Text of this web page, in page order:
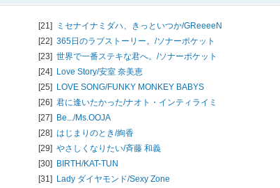
[21] ミセナイナミダハ、きっといつか/GReeeeN
[22] 365日のラブストーリー。/ソナーポケット
[23] 世界で一番ステキな君へ。/ソナーポケット
[24] Love Story/安室 奈美恵
[25] LOVE SONG/FUNKY MONKEY BABYS
[26] 君に逢いたかった/ナオト・インティライミ
[27] Be.../Ms.OOJA
[28] はじまりのとき/絢香
[29] やさしくなりたい/斉藤 和義
[30] BIRTH/KAT-TUN
[31] Lady ダイヤモンド/Sexy Zone